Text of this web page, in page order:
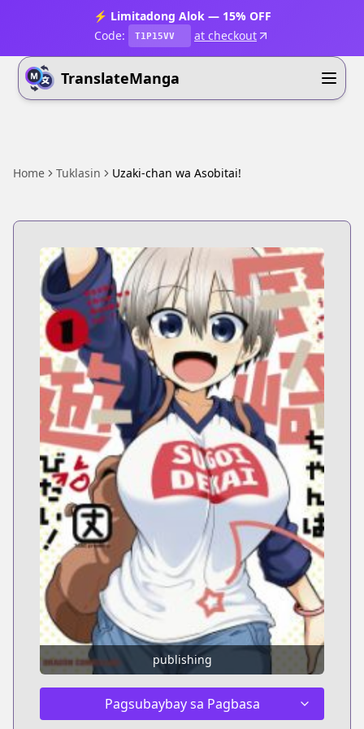
⚡ Limitadong Alok — 15% OFF
Code:
T1P15VV at checkout
TranslateManga
Home Tuklasin Uzaki-chan wa Asobitai!
publishing
Pagsubaybay sa Pagbasa